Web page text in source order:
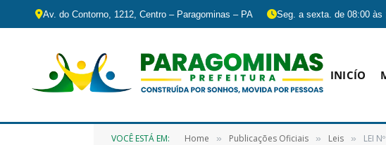
Av. do Contorno, 1212, Centro – Paragominas – PA Seg. a sexta. de 08:00 às
INICÍO
VOCÊ ESTÁ EM: Home » Publicações Oficiais » Leis » LEI Nº